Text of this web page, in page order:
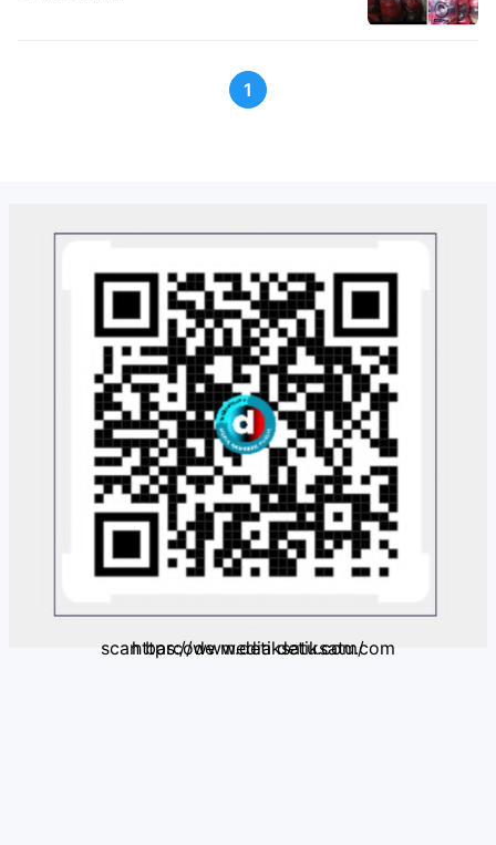
1
scan barcode media detiksatu.com https://www.detiksatu.com/